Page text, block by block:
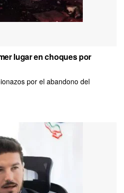
lugar en choques por
por el abandono del